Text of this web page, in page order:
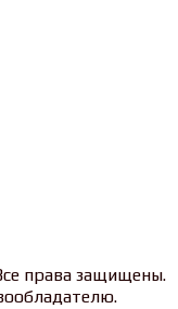
права защищены.